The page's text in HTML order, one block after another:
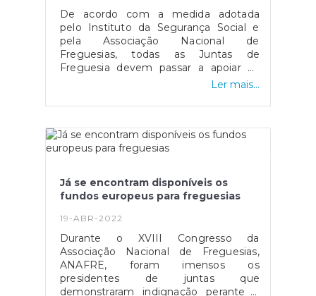
De acordo com a medida adotada
pelo Instituto da Segurança Social e
pela Associação Nacional de
Freguesias, todas as Juntas de
Freguesia devem passar a apoiar os
seus cidadãos no preenchimento do
Segurança Social Direta, garantido uma
acompanhamento a que mais
precisa.Na opinião de Jorge Veloso,
Freguesias (ANAFRE), "As freguesias,
como entidade mais próxima dos
cidadãos, devem e podem executar
este serviço que consideramos
possam sentir cada vez melhor e ter
alguém que os ligue ao Estado”.Fonte:
"Observador", disponível
em https://observador.pt/2022/05/05/juntas-
Ler mais...
Já se encontram disponíveis os
fundos europeus para freguesias
19-ABR-2022
Durante o XVIII Congresso da
Associação Nacional de Freguesias,
ANAFRE, foram imensos os
presidentes de juntas que
demonstraram indignação perante a